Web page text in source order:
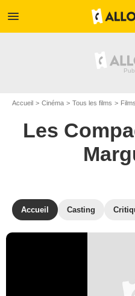
menu
Accueil Cinéma Tous les films
Les
Accueil Casting